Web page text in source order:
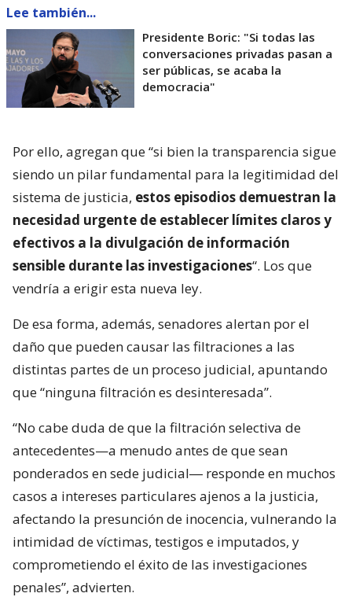
Lee también...
Presidente Boric: "Si todas las
conversaciones privadas pasan a
ser públicas, se acaba la
democracia"
Por ello, agregan que “si bien la transparencia sigue
siendo un pilar fundamental para la legitimidad del
sistema de justicia, estos episodios demuestran la
necesidad urgente de establecer límites claros y
efectivos a la divulgación de información
sensible durante las investigaciones“. Los que
vendría a erigir esta nueva ley.
De esa forma, además, senadores alertan por el
daño que pueden causar las filtraciones a las
distintas partes de un proceso judicial, apuntando
que “ninguna filtración es desinteresada”.
“No cabe duda de que la filtración selectiva de
antecedentes—a menudo antes de que sean
ponderados en sede judicial― responde en muchos
casos a intereses particulares ajenos a la justicia,
afectando la presunción de inocencia, vulnerando la
intimidad de víctimas, testigos e imputados, y
comprometiendo el éxito de las investigaciones
penales”, advierten.